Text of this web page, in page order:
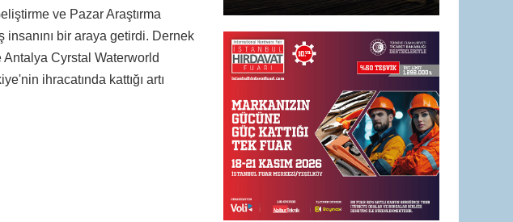
ve Pazar Araştırma
bir araya getirdi. Dernek
Cyrstal Waterworld
ihracatında kattığı artı